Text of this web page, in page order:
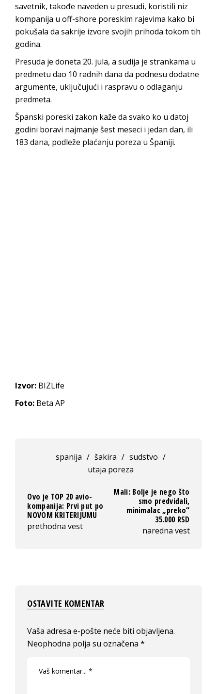
savetnik, takođe naveden u presudi, koristili niz
kompanija u off-shore poreskim rajevima kako bi
pokušala da sakrije izvore svojih prihoda tokom tih
godina.
Presuda je doneta 20. jula, a sudija je strankama u
predmetu dao 10 radnih dana da podnesu dodatne
argumente, uključujući i raspravu o odlaganju
predmeta.
Španski poreski zakon kaže da svako ko u datoj
godini boravi najmanje šest meseci i jedan dan, ili
183 dana, podleže plaćanju poreza u Španiji.
Izvor: BIZLife
Foto: Beta AP
spanija / šakira / sudstvo /
utaja poreza
Ovo je TOP 20 avio-
kompanija: Prvi put po
NOVOM KRITERIJUMU
prethodna vest
Mali: Bolje je nego što
smo predviđali,
minimalac „preko“
35.000 RSD
naredna vest
OSTAVITE KOMENTAR
Vaša adresa e-pošte neće biti objavljena.
Neophodna polja su označena*